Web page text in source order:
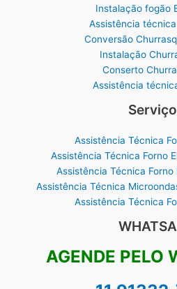
Instalação fogão
Assistência
Conversão
Instalação
Conserto
Assistência
Assistência Técnica
Assistência Técnica Forno
Assistência Técnica
Assistência Técnica
Assistência Técnica
AGENDE PELO